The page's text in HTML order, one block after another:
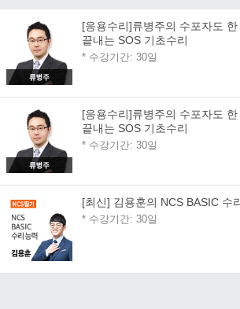
[응용수리]류병주의 수포자도 한
끝내는 SOS 기초수리
* 수강기간: 30일
[응용수리]류병주의 수포자도 한
끝내는 SOS 기초수리
* 수강기간: 30일
[최신] 김용훈의 NCS BASIC 수
* 수강기간: 30일